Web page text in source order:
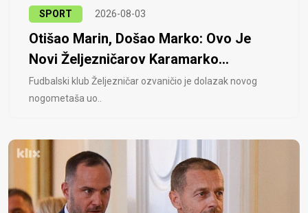
SPORT 2026-08-03
Otišao Marin, Došao Marko: Ovo Je
Novi Željezničarov Karamarko...
Fudbalski klub Željezničar ozvaničio je dolazak novog
nogometaša uo..